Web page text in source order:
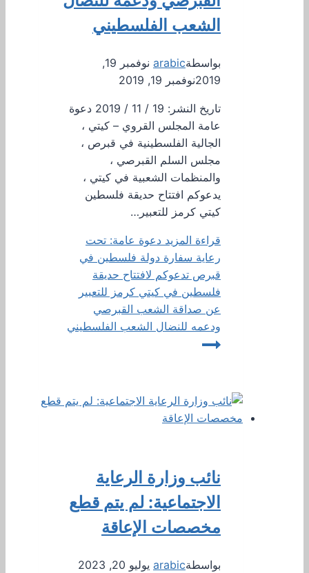
الشعب الفلسطيني
بواسطةarabic
نوفمبر 19,
2019نوفمبر 19, 2019
تاريخ النشر: 19 / 11 / 2019 دعوة
عامة المجلس القروي – كيتي ،
الجالية الفلسطينية في قبرص ،
مجلس السلم القبرصي ،
والمنظمات الشعبية في كيتي ،
يدعوكم افتتاح حديقة فلسطين
كيتي كرمز للتعبير…
قراءة المزيد دعوة عامة: تحت
رعاية سفارة دولة فلسطين في
قبرص تدعوكم لافتتاح حديقة
فلسطين في كيتي كرمز للتعبير
عن صداقة الشعب القبرصي
ودعمه للنضال الشعب الفلسطيني
نائب وزارة الرعاية
الاجتماعية: لم يتم قطع
مخصصات الإعاقة
بواسطةarabic يوليو 20, 2023